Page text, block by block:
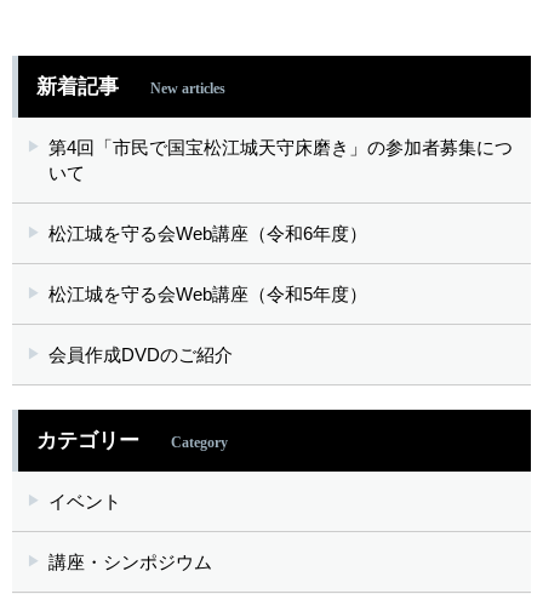
新着記事 New articles
第4回「市民で国宝松江城天守床磨き」の参加者募集につ
いて
松江城を守る会Web講座（令和6年度）
松江城を守る会Web講座（令和5年度）
会員作成DVDのご紹介
カテゴリー Category
イベント
講座・シンポジウム